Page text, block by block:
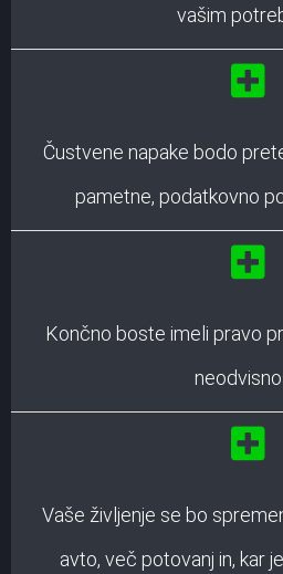
vašim
Čustvene napake bodo
pametne, podatkovno
Končno boste imeli pravo
Vaše življenje se bo
avto, več potovanj in, kar